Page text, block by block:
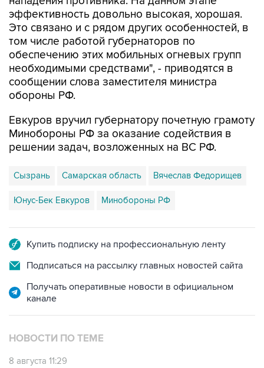
эффективность довольно высокая, хорошая.
Это связано и с рядом других особенностей, в
том числе работой губернаторов по
обеспечению этих мобильных огневых групп
необходимыми средствами", - приводятся в
сообщении слова заместителя министра
обороны РФ.
Евкуров вручил губернатору почетную грамоту
Минобороны РФ за оказание содействия в
решении задач, возложенных на ВС РФ.
Сызрань Самарская область Вячеслав Федорищев
Юнус-Бек Евкуров Минобороны РФ
Купить подписку на профессиональную ленту
Подписаться на рассылку главных новостей сайта
Получать оперативные новости в официальном
канале
НОВОСТИ ПО ТЕМЕ
8 августа 11:29